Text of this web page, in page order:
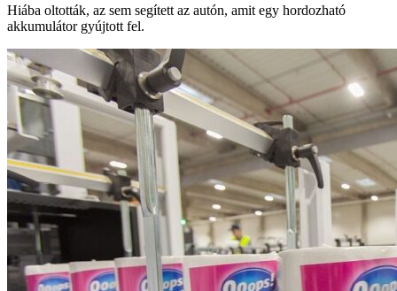
Hiába oltották, az sem segített az autón, amit egy hordozható
akkumulátor gyújtott fel.